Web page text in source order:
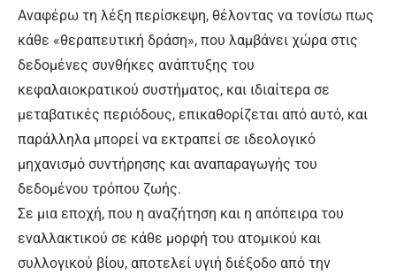
Αναφέρω τη λέξη περίσκεψη, θέλοντας να τονίσω πως
κάθε «θεραπευτική δράση», που λαμβάνει χώρα στις
δεδομένες συνθήκες ανάπτυξης του
κεφαλαιοκρατικού συστήματος, και ιδιαίτερα σε
μεταβατικές περιόδους, επικαθορίζεται από αυτό, και
παράλληλα μπορεί να εκτραπεί σε ιδεολογικό
μηχανισμό συντήρησης και αναπαραγωγής του
δεδομένου τρόπου ζωής.
Σε μια εποχή, που η αναζήτηση και η απόπειρα του
εναλλακτικού σε κάθε μορφή του ατομικού και
συλλογικού βίου, αποτελεί υγιή διέξοδο από την